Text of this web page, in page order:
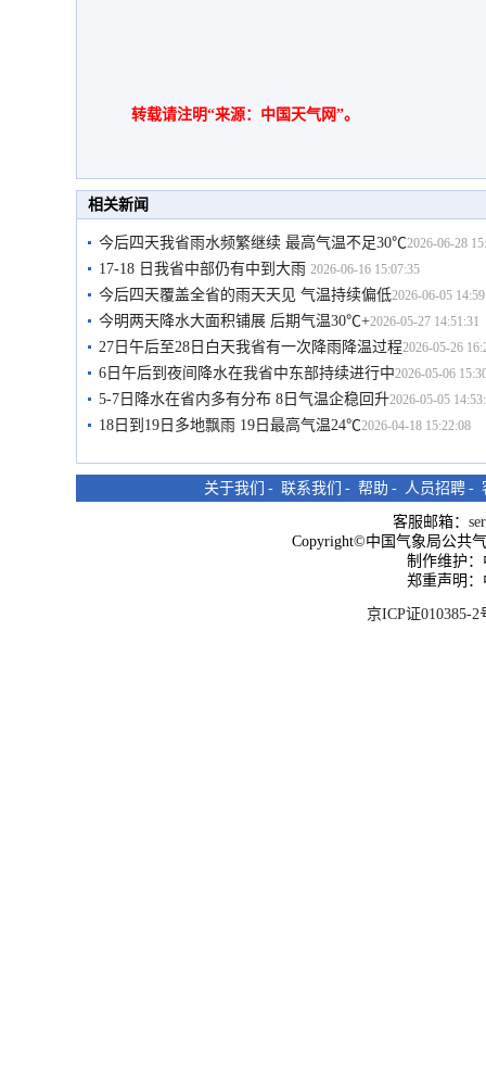
转载请注明“来源：中国天气网”。
相关新闻
今后四天我省雨水频繁继续 最高气温不足30℃2026-06-28
17-18 日我省中部仍有中到大雨 2026-06-16 15:07:35
今后四天覆盖全省的雨天天见 气温持续偏低2026-06-05
今明两天降水大面积铺展 后期气温30℃+2026-05-27 14:51:31
27日午后至28日白天我省有一次降雨降温过程2026-05-26
6日午后到夜间降水在我省中东部持续进行中2026-05-06
5-7日降水在省内多有分布 8日气温企稳回升2026-05-05
18日到19日多地飘雨 19日最高气温24℃2026-04-18 15:22:08
关于我们 - 联系我们 - 帮助 - 人员招聘 -
客服邮箱：
Copyright©中国气象局公共
制作维护
郑重声明
京ICP证010385-2